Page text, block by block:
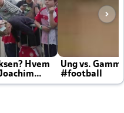
Hvem
Ung vs.
#football